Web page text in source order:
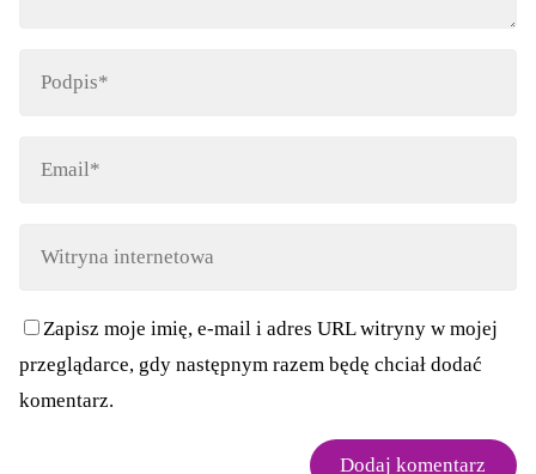
Zapisz moje imię, e-mail i adres URL witryny w mojej
przeglądarce, gdy następnym razem będę chciał dodać
komentarz.